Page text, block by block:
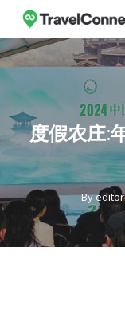
Skip
main
度假农庄:
Byeditor